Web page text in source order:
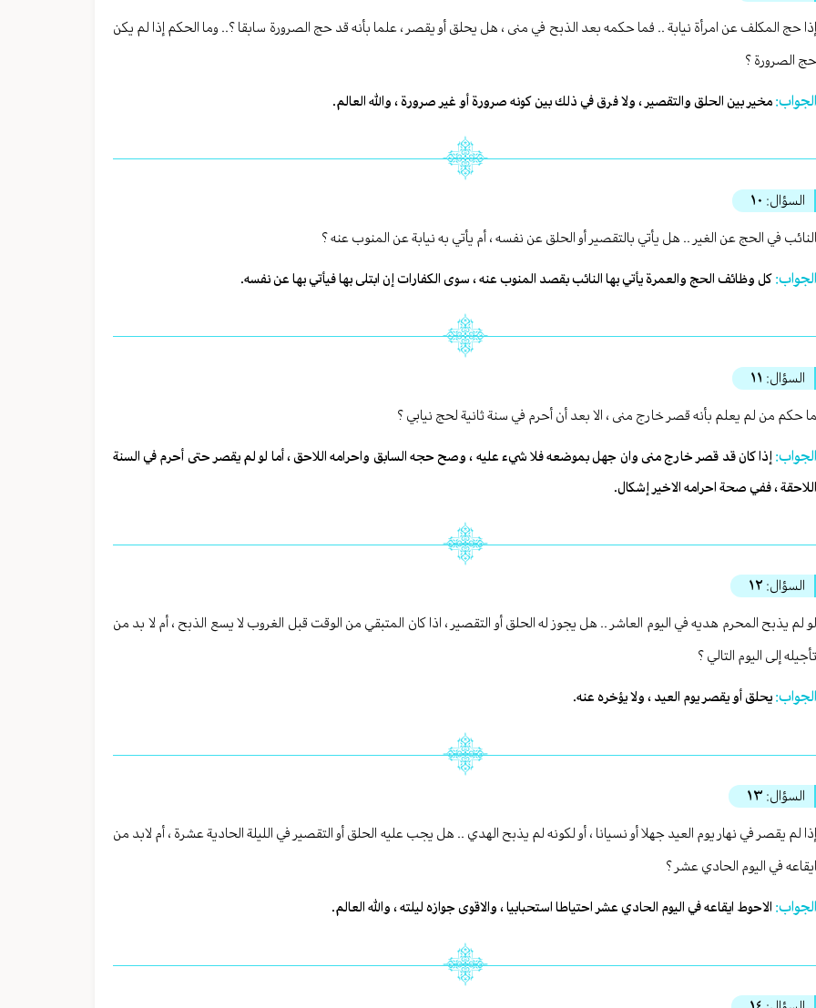
إذا حج المكلف عن امرأة نيابة .. فما حكمه بعد الذبح في منى ، هل يحلق أو يقصر ، علما بأنه قد حج الصرورة سابقا ؟.. وما الحكم إذا لم يكن
حج الصرورة ؟
الجواب: مخير بين الحلق والتقصير ، ولا فرق في ذلك بين كونه صرورة أو غير صرورة ، والله العالم.
السؤال: ١٠
النائب في الحج عن الغير .. هل يأتي بالتقصير أو الحلق عن نفسه ، أم يأتي به نيابة عن المنوب عنه ؟
الجواب: كل وظائف الحج والعمرة يأتي بها النائب بقصد المنوب عنه ، سوى الكفارات إن ابتلى بها فيأتي بها عن نفسه.
السؤال: ١١
ما حكم من لم يعلم بأنه قصر خارج منى ، الا بعد أن أحرم في سنة ثانية لحج نيابي ؟
الجواب: إذا كان قد قصر خارج منى وان جهل بموضعه فلا شيء عليه ، وصح حجه السابق واحرامه اللاحق ، أما لو لم يقصر حتى أحرم في السنة
اللاحقة ، ففي صحة احرامه الاخير إشكال.
السؤال: ١٢
لو لم يذبح المحرم هديه في اليوم العاشر .. هل يجوز له الحلق أو التقصير ، اذا كان المتبقي من الوقت قبل الغروب لا يسع الذبح ، أم لا بد من
تأجيله إلى اليوم التالي ؟
الجواب: يحلق أو يقصر يوم العيد ، ولا يؤخره عنه.
السؤال: ١٣
إذا لم يقصر في نهار يوم العيد جهلا أو نسيانا ، أو لكونه لم يذبح الهدي .. هل يجب عليه الحلق أو التقصير في الليلة الحادية عشرة ، أم لابد من
ايقاعه في اليوم الحادي عشر ؟
الجواب: الاحوط ايقاعه في اليوم الحادي عشر احتياطا استحبابيا ، والاقوى جوازه ليلته ، والله العالم.